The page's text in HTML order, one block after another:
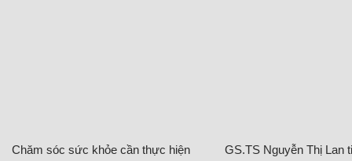
Chăm sóc sức khỏe cần thực hiện
GS.TS Nguyễn Thị Lan